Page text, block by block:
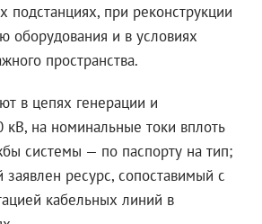
подстанциях, при реконструкции
оборудования и в условиях
пространства.
в цепях генерации и
кВ, на номинальные токи вплоть
системы — по паспорту на тип;
ресурс, сопоставимый с
кабельных линий в